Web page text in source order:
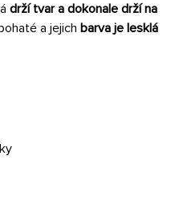
drží tvar a dokonale drží na
a jejich barva je lesklá